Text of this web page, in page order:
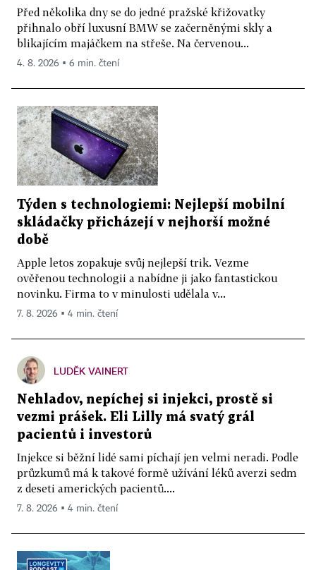
Před několika dny se do jedné pražské křižovatky
přihnalo obří luxusní BMW se začerněnými skly a
blikajícím majáčkem na střeše. Na červenou...
4. 8. 2026 ▪ 6 min. čtení
Týden s technologiemi: Nejlepší mobilní
skládačky přicházejí v nejhorší možné
době
Apple letos zopakuje svůj nejlepší trik. Vezme
ověřenou technologii a nabídne ji jako fantastickou
novinku. Firma to v minulosti udělala v...
7. 8. 2026 ▪ 4 min. čtení
LUDĚK VAINERT
Nehladov, nepíchej si injekci, prostě si
vezmi prášek. Eli Lilly má svatý grál
pacientů i investorů
Injekce si běžní lidé sami píchají jen velmi neradi. Podle
průzkumů má k takové formě užívání léků averzi sedm
z deseti amerických pacientů....
7. 8. 2026 ▪ 4 min. čtení